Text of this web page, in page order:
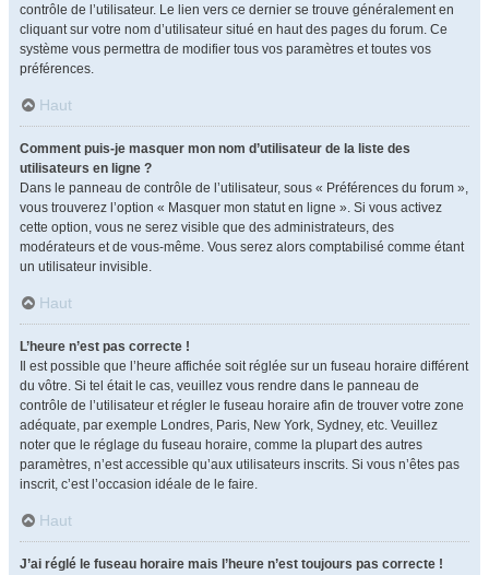
contrôle de l’utilisateur. Le lien vers ce dernier se trouve généralement en
cliquant sur votre nom d’utilisateur situé en haut des pages du forum. Ce
système vous permettra de modifier tous vos paramètres et toutes vos
préférences.
Haut
Comment puis-je masquer mon nom d’utilisateur de la liste des
utilisateurs en ligne ?
Dans le panneau de contrôle de l’utilisateur, sous « Préférences du forum »,
vous trouverez l’option « Masquer mon statut en ligne ». Si vous activez
cette option, vous ne serez visible que des administrateurs, des
modérateurs et de vous-même. Vous serez alors comptabilisé comme étant
un utilisateur invisible.
Haut
L’heure n’est pas correcte !
Il est possible que l’heure affichée soit réglée sur un fuseau horaire différent
du vôtre. Si tel était le cas, veuillez vous rendre dans le panneau de
contrôle de l’utilisateur et régler le fuseau horaire afin de trouver votre zone
adéquate, par exemple Londres, Paris, New York, Sydney, etc. Veuillez
noter que le réglage du fuseau horaire, comme la plupart des autres
paramètres, n’est accessible qu’aux utilisateurs inscrits. Si vous n’êtes pas
inscrit, c’est l’occasion idéale de le faire.
Haut
J’ai réglé le fuseau horaire mais l’heure n’est toujours pas correcte !